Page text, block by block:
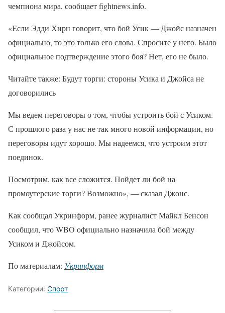
чемпиона мира, сообщает fightnews.info.
«Если Эдди Хирн говорит, что бой Усик — Джойс назначен
официально, то это только его слова. Спросите у него. Было
официальное подтверждение этого боя? Нет, его не было.
Читайте также: Будут торги: стороны Усика и Джойса не
договорились
Мы ведем переговоры о том, чтобы устроить бой с Усиком.
С прошлого раза у нас не так много новой информации, но
переговоры идут хорошо. Мы надеемся, что устроим этот
поединок.
Посмотрим, как все сложится. Пойдет ли бой на
промоутерские торги? Возможно», — сказал Джонс.
Как сообщал Укринформ, ранее журналист Майкл Бенсон
сообщил, что WBO официально назначила бой между
Усиком и Джойсом.
По материалам: Укринформ
Категории: Спорт